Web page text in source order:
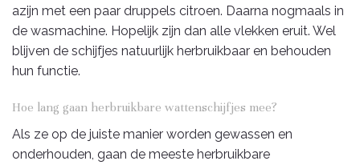
azijn met een paar druppels citroen. Daarna nogmaals in
de wasmachine. Hopelijk zijn dan alle vlekken eruit. Wel
blijven de schijfjes natuurlijk herbruikbaar en behouden
hun functie.
Hoe lang gaan herbruikbare wattenschijfjes mee?
Als ze op de juiste manier worden gewassen en
onderhouden, gaan de meeste herbruikbare